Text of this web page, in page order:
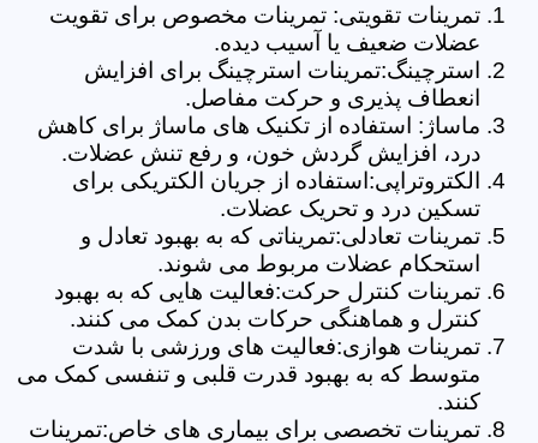
تمرینات تقویتی: تمرینات مخصوص برای تقویت
عضلات ضعیف یا آسیب دیده.
استرچینگ:تمرینات استرچینگ برای افزایش
انعطاف پذیری و حرکت مفاصل.
ماساژ: استفاده از تکنیک های ماساژ برای کاهش
درد، افزایش گردش خون، و رفع تنش عضلات.
الکتروتراپی:استفاده از جریان الکتریکی برای
تسکین درد و تحریک عضلات.
تمرینات تعادلی:تمریناتی که به بهبود تعادل و
استحکام عضلات مربوط می شوند.
تمرینات کنترل حرکت:فعالیت هایی که به بهبود
کنترل و هماهنگی حرکات بدن کمک می کنند.
تمرینات هوازی:فعالیت های ورزشی با شدت
متوسط که به بهبود قدرت قلبی و تنفسی کمک می
کنند.
تمرینات تخصصی برای بیماری های خاص:تمرینات